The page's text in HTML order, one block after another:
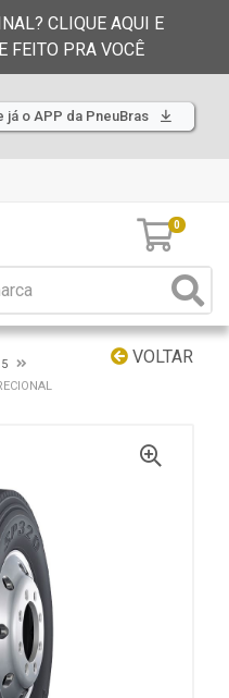
CLIQUE AQUI E
FEITO PRA VOCÊ
já o APP da PneuBras
0
VOLTAR